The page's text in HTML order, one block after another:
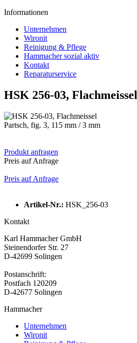
Informationen
Unternehmen
Wironit
Reinigung & Pflege
Hammacher sozial aktiv
Kontakt
Reparaturservice
HSK 256-03, Flachmeissel
Partsch, fig. 3, 115 mm / 3 mm
Produkt anfragen
Preis auf Anfrage
Preis auf Anfrage
Artikel-Nr.: HSK_256-03
Kontakt
Karl Hammacher GmbH
Steinendorfer Str. 27
D-42699 Solingen
Postanschrift:
Postfach 120209
D-42677 Solingen
Hammacher
Unternehmen
Wironit